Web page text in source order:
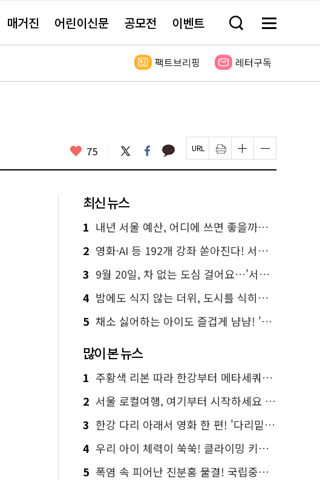
매거진 어린이신문 공모전 이벤트 검
창
기
메
전
보
팩트브리핑 레터구독
좋
요
75 트
위
터
페
이
스
카
카 페
이
지
인
쇄
하
글
자
크
하
기
글
자
크
하
최신 뉴스
1 내년 서울 예산, 어디에 쓰면 좋을까요? 온라인 투표
2 영화·AI 등 192개 강좌 쏟아진다! 서울시민대학 선착순 신청
3 9월 20일, 차 없는 도심 걸어요…'서울 걷자 페스티벌' 선착순 5천명
4 밤에도 식지 않는 더위, 도시를 식히는 시원한 해법은?
5 채소 싫어하는 아이도 즐겁게 냠냠! '찾아가는 서울시 식생활 교육' 현장
많이 본 뉴스
1 주황색 리본 따라 한강부터 메타세쿼이아 숲길까지…서울둘레길 15코스
2 서울 로컬여행, 여기부터 시작하세요 '서울에디션25'
3 한강 다리 아래서 영화 한 편! '다리밑 영화관' 무료 상영
4 우리 아이 체력이 쑥쑥! 클라이밍 키즈카페·어린이 체력장
5 폭염 속 피어난 진분홍 물결! 국립중앙박물관 배롱나무 명소